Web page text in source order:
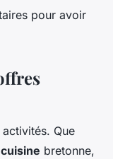
pour avoir
Que
bretonne,